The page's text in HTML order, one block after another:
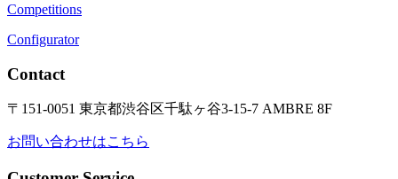
Competitions
Configurator
Contact
〒151-0051 東京都渋谷区千駄ヶ谷3-15-7 AMBRE 8F
お問い合わせはこちら